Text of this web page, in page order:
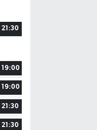
21:30
19:00
19:00
21:30
21:30